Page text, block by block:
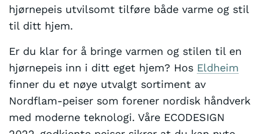
hjørnepeis utvilsomt tilføre både varme og stil
til ditt hjem.
Er du klar for å bringe varmen og stilen til en
hjørnepeis inn i ditt eget hjem? Hos Eldheim
finner du et nøye utvalgt sortiment av
Nordflam-peiser som forener nordisk håndverk
med moderne teknologi. Våre ECODESIGN